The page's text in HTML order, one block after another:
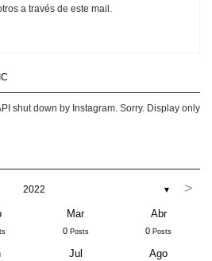
a través de este mail.
shut down by Instagram. Sorry. Display only
2022 ▼ >
Mar
0 Posts
Abr
0 Posts
Jul Ago